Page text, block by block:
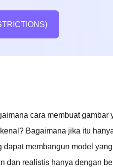
cara membuat
Bagaimana jika itu
dapat membangun model
dan realistis hanya dengan